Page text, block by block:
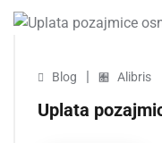
Blog | Alibris
Uplata